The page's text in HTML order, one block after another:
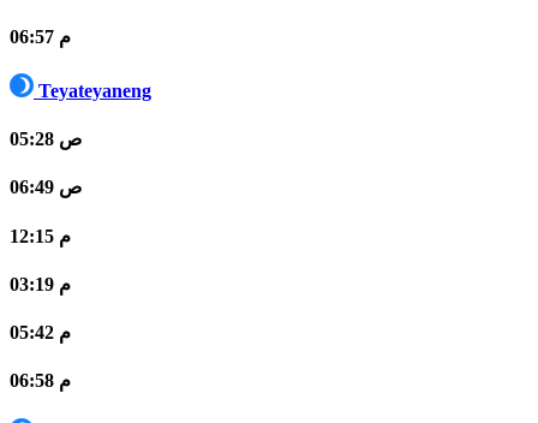
06:57 م
Teyateyaneng
05:28 ص
06:49 ص
12:15 م
03:19 م
05:42 م
06:58 م